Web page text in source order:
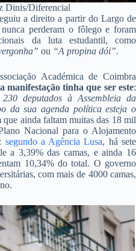
Dinis/Diferencial
a direito a partir do Largo de
perderam o fôlego e foram
da luta estudantil, como
ou “A propina dói”.
Académica de Coimbra
manifestação tinha que ser este:
deputados à Assembleia da
da sua agenda política esteja o
que ainda faltam muitas das 18 mil
Nacional para o Alojamento
segundo a Agência Lusa, há sete
a 3,39% das camas, e ainda 16
10,34% do total. O governo
com mais de 4000 camas,